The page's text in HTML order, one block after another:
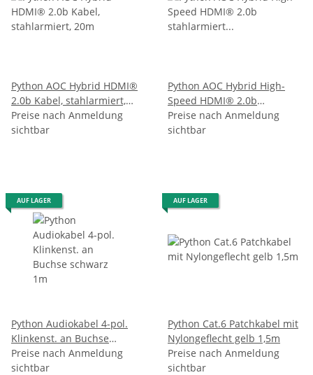
Python AOC Hybrid HDMI®
2.0b Kabel, stahlarmiert,
20m
Preise nach Anmeldung
sichtbar
Python AOC Hybrid High-
Speed HDMI® 2.0b
stahlarmiert 4K @60Hz
schwarz 30m
Preise nach Anmeldung
sichtbar
AUF LAGER
Python Audiokabel 4-pol.
Klinkenst. an Buchse
schwarz 1m
Preise nach Anmeldung
sichtbar
AUF LAGER
Python Cat.6 Patchkabel mit
Nylongeflecht gelb 1,5m
Preise nach Anmeldung
sichtbar